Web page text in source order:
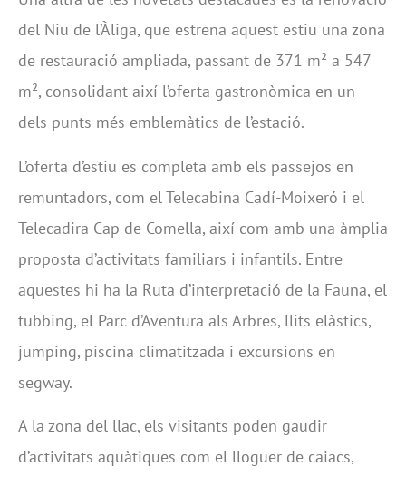
del Niu de l’Àliga, que estrena aquest estiu una zona
de restauració ampliada, passant de 371 m² a 547
m², consolidant així l’oferta gastronòmica en un
dels punts més emblemàtics de l’estació.
L’oferta d’estiu es completa amb els passejos en
remuntadors, com el Telecabina Cadí-Moixeró i el
Telecadira Cap de Comella, així com amb una àmplia
proposta d’activitats familiars i infantils. Entre
aquestes hi ha la Ruta d’interpretació de la Fauna, el
tubbing, el Parc d’Aventura als Arbres, llits elàstics,
jumping, piscina climatitzada i excursions en
segway.
A la zona del llac, els visitants poden gaudir
d’activitats aquàtiques com el lloguer de caiacs,